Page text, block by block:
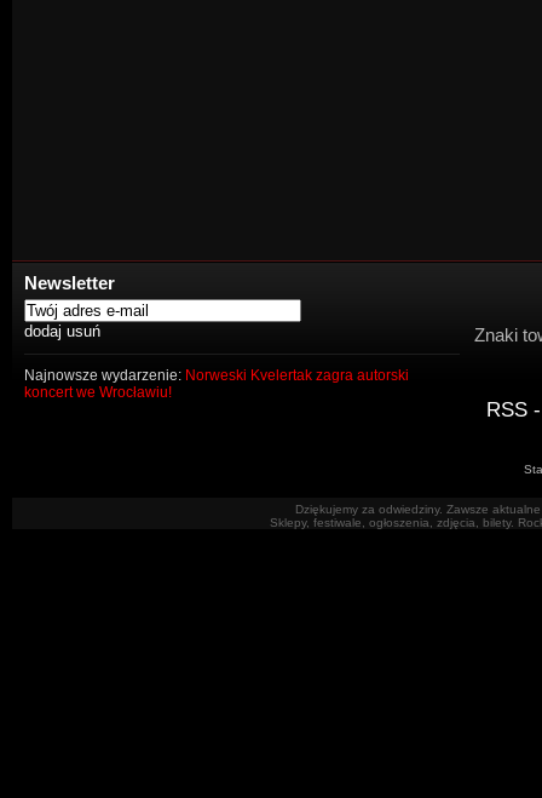
Newsletter
Najnowsze wydarzenie: Norweski Kvelertak zagra autorski
koncert we Wrocławiu!
Znaki
RSS
Dziękujemy za odwiedziny. Zawsze
Sklepy, festiwale, ogłoszenia, zdjęcia, bilety.